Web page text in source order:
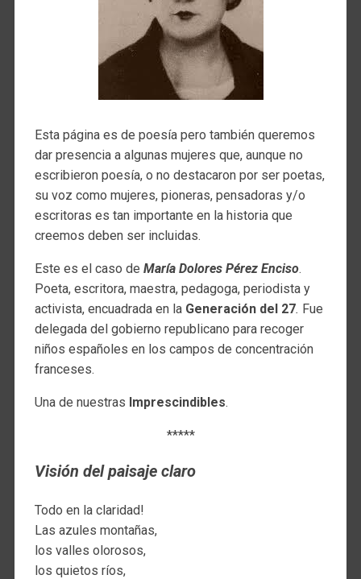
Esta página es de poesía pero también queremos
dar presencia a algunas mujeres que, aunque no
escribieron poesía, o no destacaron por ser poetas,
su voz como mujeres, pioneras, pensadoras y/o
escritoras es tan importante en la historia que
creemos deben ser incluidas.
Este es el caso de María Dolores Pérez Enciso.
Poeta, escritora, maestra, pedagoga, periodista y
activista, encuadrada en la Generación del 27. Fue
delegada del gobierno republicano para recoger
niños españoles en los campos de concentración
franceses.
Una de nuestras Imprescindibles.
*****
Visión del paisaje claro
Todo en la claridad!
Las azules montañas,
los valles olorosos,
los quietos ríos,